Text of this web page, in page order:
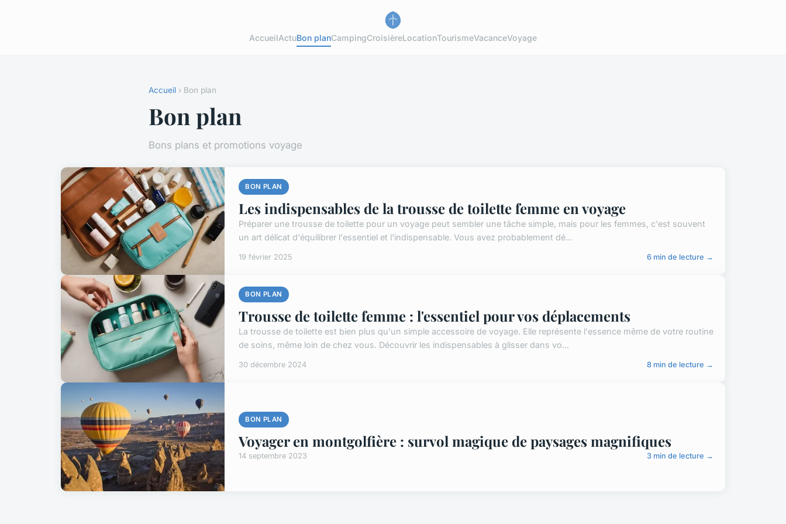
AccueilActuBon planCampingCroisièreLocationTourismeVacanceVoyage
Accueil › Bon plan
Bon plan
Bons plans et promotions voyage
BON PLAN
Les indispensables de la trousse de toilette femme en voyage
Préparer une trousse de toilette pour un voyage peut sembler une tâche simple, mais pour les femmes, c'est souvent
un art délicat d'équilibrer l'essentiel et l'indispensable. Vous avez probablement dé...
19 février 2025 6 min de lecture →
BON PLAN
Trousse de toilette femme : l'essentiel pour vos déplacements
La trousse de toilette est bien plus qu'un simple accessoire de voyage. Elle représente l'essence même de votre routine
de soins, même loin de chez vous. Découvrir les indispensables à glisser dans vo...
30 décembre 2024 8 min de lecture →
BON PLAN
Voyager en montgolfière : survol magique de paysages magnifiques
14 septembre 2023 3 min de lecture →